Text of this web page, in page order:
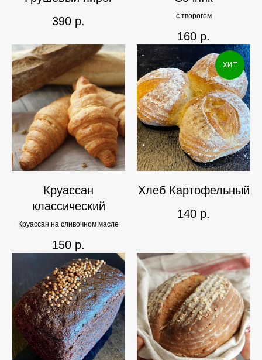
390 р. с творогом
160 р.
Круассан
классический
Круассан на сливочном масле
150 р.
ХИТ
Хлеб Картофельный
140 р.